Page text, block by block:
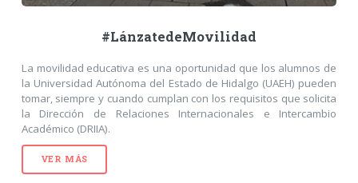
#LánzatedeMovilidad
La movilidad educativa es una oportunidad que los alumnos de
la Universidad Autónoma del Estado de Hidalgo (UAEH) pueden
tomar, siempre y cuando cumplan con los requisitos que solicita
la Dirección de Relaciones Internacionales e Intercambio
Académico (DRIIA).
VER MÁS